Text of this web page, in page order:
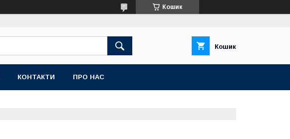
Кошик
Кошик
КОНТАКТИ ПРО НАС